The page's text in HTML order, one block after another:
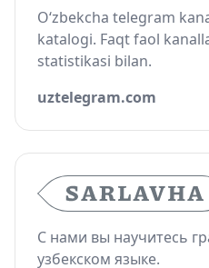
O‘zbekcha telegram
katalogi. Faqt faol
statistikasi bilan.
uztelegram.com
С нами вы научитесь
узбекском языке.